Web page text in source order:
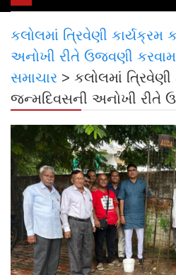
navigation
કલોલમાં ત્રિવેણી કાર્યક્રમ
અનોખી રીતે ઉજવણી
સમાચાર > કલોલમાં ત્રિવેણી
જન્મદિવસની અનોખી રીતે